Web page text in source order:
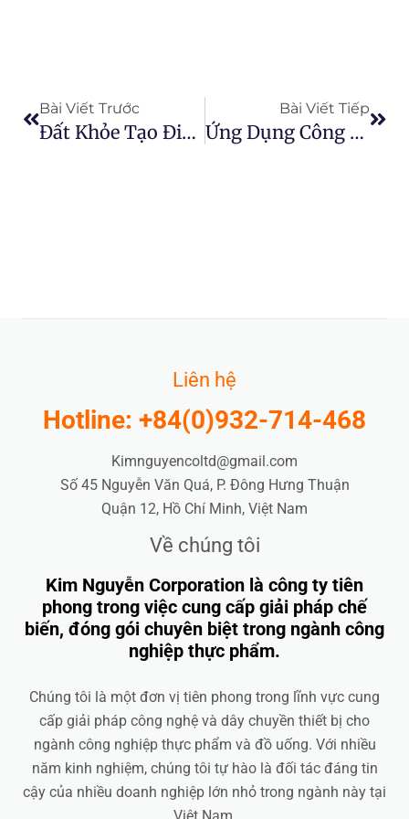
Bài Viết Trước
Đất Khỏe Tạo Điều Kiện Canh Tác Bền Vững
Bài Viết Tiếp
Ứng Dụng Công Nghệ Thông Tin Trong Việc Quản Trị Hoạt Động Kinh Doanh
Liên hệ
Hotline: +84(0)932-714-468
Kimnguyencoltd@gmail.com
Số 45 Nguyễn Văn Quá, P. Đông Hưng Thuận
Quận 12, Hồ Chí Minh, Việt Nam
Về chúng tôi
Kim Nguyễn Corporation là công ty tiên
phong trong việc cung cấp giải pháp chế
biến, đóng gói chuyên biệt trong ngành công
nghiệp thực phẩm.
Chúng tôi là một đơn vị tiên phong trong lĩnh vực cung
cấp giải pháp công nghệ và dây chuyền thiết bị cho
ngành công nghiệp thực phẩm và đồ uống. Với nhiều
năm kinh nghiệm, chúng tôi tự hào là đối tác đáng tin
cậy của nhiều doanh nghiệp lớn nhỏ trong ngành này tại